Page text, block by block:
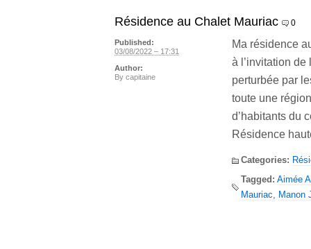
Résidence au Chalet Mauriac 0
Ma résidence
à l’invitation de
perturbée par
toute une
d’habitants du
Résidence
Categories:
Tagged: Aimée
Mauriac
Manon
Published:
03/08/2022 – 17:31
Author:
By capitaine